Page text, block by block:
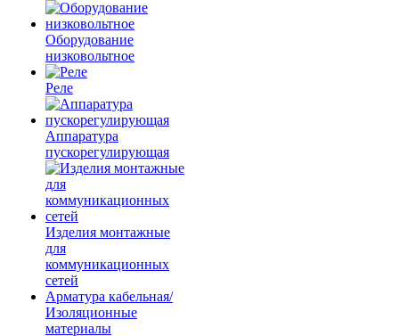
Оборудование
низковольтное
Реле
Аппаратура
пускорегулирующая
Изделия монтажные
для
коммуникационных
сетей
Арматура кабельная/
Изоляционные
материалы